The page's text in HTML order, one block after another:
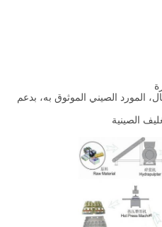
المورد الصيني الموثوق به، بدعم
الصينية